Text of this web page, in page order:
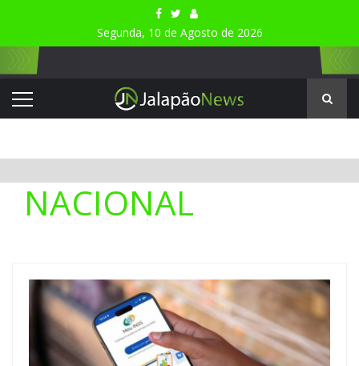
Segunda, 10 de Agosto de 2026
NACIONAL